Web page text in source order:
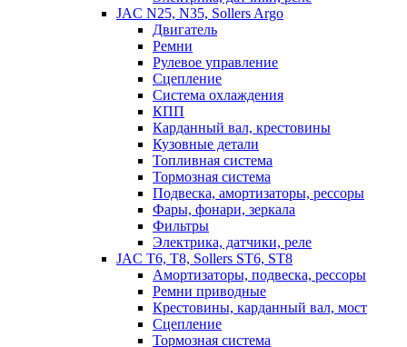
JAC N25, N35, Sollers Argo
Двигатель
Ремни
Рулевое управление
Сцепление
Система охлаждения
КПП
Карданный вал, крестовины
Кузовные детали
Топливная система
Тормозная система
Подвеска, амортизаторы, рессоры
Фары, фонари, зеркала
Фильтры
Электрика, датчики, реле
JAC T6, T8, Sollers ST6, ST8
Амортизаторы, подвеска, рессоры
Ремни приводные
Крестовины, карданный вал, мост
Сцепление
Тормозная система